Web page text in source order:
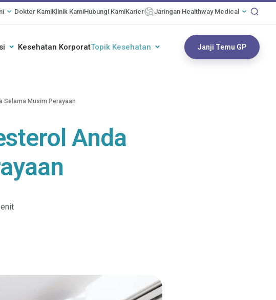
Dokter KamiKlinik KamiHubungi KamiKarier Jaringan Healthway Medical
Kesehatan KorporatTopik Kesehatan Janji Temu GP
Selama Musim Perayaan
Anda